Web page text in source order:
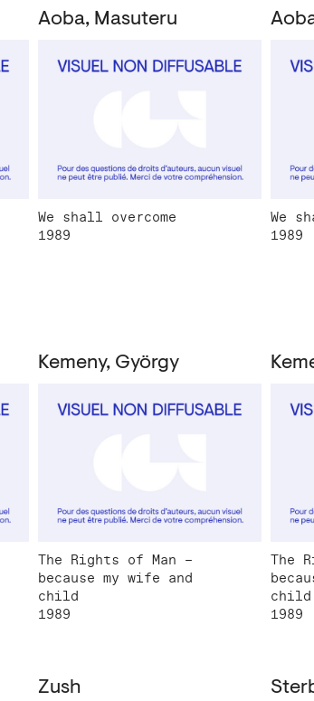
Aoba, Masuteru
We shall overcome
1989
We
1989
Kemeny, György
The Rights of Man –
because my wife and
child
1989
The
child
1989
Zush